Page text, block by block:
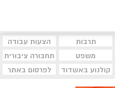
תרבות
הצעות עבודה
משפט
תחבורה ציבורית
קולנוע באשדוד לפרסום באתר